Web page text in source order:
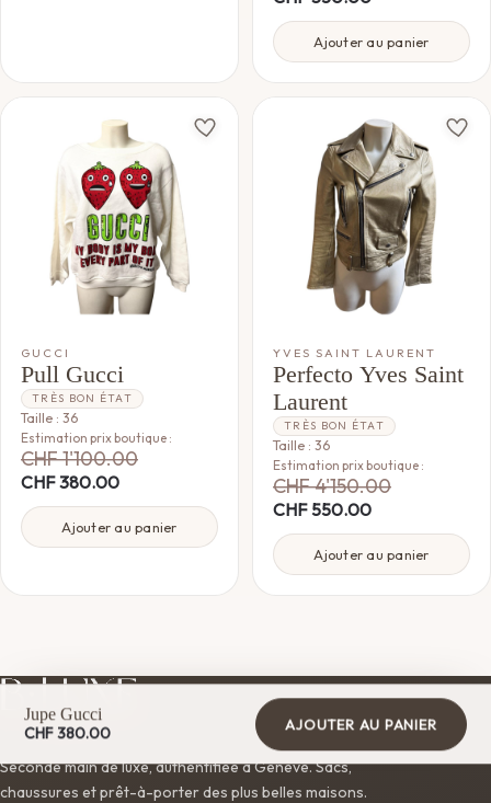
Ajouter au panier
GUCCI
Pull Gucci
TRÈS BON ÉTAT
Taille : 36
Estimation prix boutique :
CHF1'100.00
CHF380.00
Ajouter au panier
YVES SAINT LAURENT
Perfecto Yves Saint
Laurent
TRÈS BON ÉTAT
Taille : 36
Estimation prix boutique :
CHF4'150.00
CHF550.00
Ajouter au panier
Jupe Gucci
CHF380.00 AJOUTER AU PANIER
Seconde main de luxe, authentifiée à Genève. Sacs,
chaussures et prêt-à-porter des plus belles maisons.